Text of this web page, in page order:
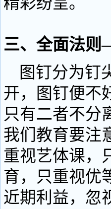
三、全面法
图钉分为钉
开，图钉便不
只有二者不分
我们教育要注
重视艺体课，
育，只重视优
近期利益，忽